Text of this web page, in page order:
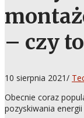
– czy
10 sierpnia 2021/
Obecnie coraz
pozyskiwania